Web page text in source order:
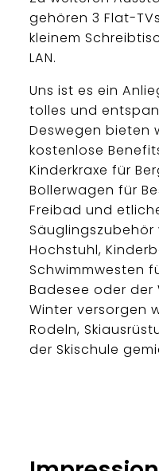
gehören 3 Flat-
kleinem
LAN.
Uns ist es ein
tolles und
Deswegen bieten
kostenlose
Kinderkraxe für
Bollerwagen für
Freibad und
Säuglingszubehör
Hochstuhl,
Schwimmwesten
Badesee oder der
Winter versorgen
Rodeln,
der Skischule